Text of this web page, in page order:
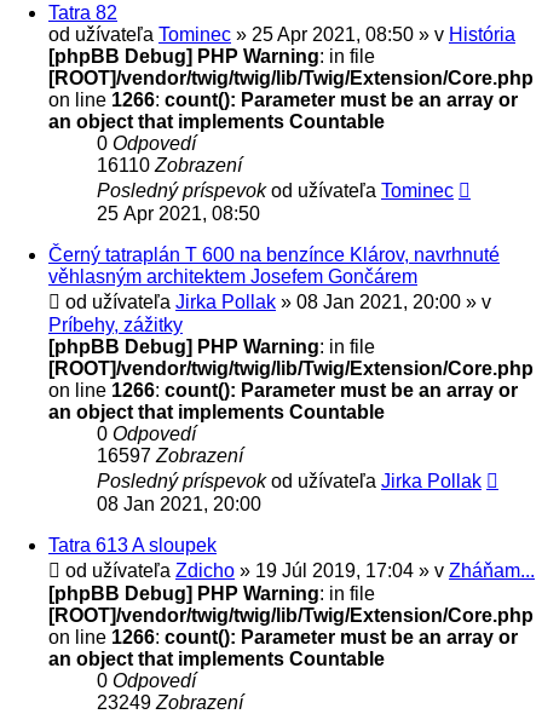
Tatra 82
od užívateľa Tominec » 25 Apr 2021, 08:50 » v História
[phpBB Debug] PHP Warning: in file
[ROOT]/vendor/twig/twig/lib/Twig/Extension/Core.php
on line 1266: count(): Parameter must be an array or
an object that implements Countable
0 Odpovedí
16110 Zobrazení
Posledný príspevokod užívateľa Tominec
25 Apr 2021, 08:50
Černý tatraplán T 600 na benzínce Klárov, navrhnuté
věhlasným architektem Josefem Gončárem
od užívateľa Jirka Pollak » 08 Jan 2021, 20:00 » v
Príbehy, zážitky
[phpBB Debug] PHP Warning: in file
[ROOT]/vendor/twig/twig/lib/Twig/Extension/Core.php
on line 1266: count(): Parameter must be an array or
an object that implements Countable
0 Odpovedí
16597 Zobrazení
Posledný príspevokod užívateľa Jirka Pollak
08 Jan 2021, 20:00
Tatra 613 A sloupek
od užívateľa Zdicho » 19 Júl 2019, 17:04 » v Zháňam...
[phpBB Debug] PHP Warning: in file
[ROOT]/vendor/twig/twig/lib/Twig/Extension/Core.php
on line 1266: count(): Parameter must be an array or
an object that implements Countable
0 Odpovedí
23249 Zobrazení